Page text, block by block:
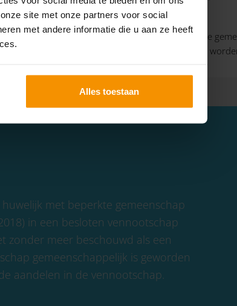
site met onze partners voor social
met andere informatie die u aan ze heeft
Alles toestaan
kan dan gaan om verdeling van een eenvoudige
wat er precies tussen de partijen verrekend moet
met beperkte gemeenschap
in een besloten vennootschap
zonder meer beschouwd als een
gemeenschappelijk is geworden
aandelen in de vennootschap.